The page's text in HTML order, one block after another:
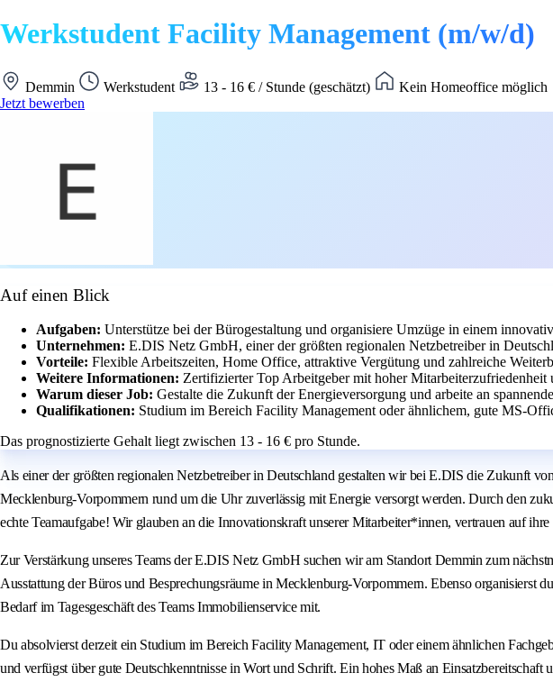
Werkstudent Facility Management (m/w/d)
Demmin Werkstudent 13 - 16 € / Stunde (geschätzt)
Kein Homeoffice möglich
Jetzt bewerben
Auf einen Blick
Aufgaben: Unterstütze bei der Bürogestaltung und organisiere Umzüge in einem
Unternehmen: E.DIS Netz GmbH, einer der größten regionalen Netzbetreiber in
Vorteile: Flexible Arbeitszeiten, Home Office, attraktive Vergütung und zahlreiche
Weitere Informationen: Zertifizierter Top Arbeitgeber mit hoher
Warum dieser Job: Gestalte die Zukunft der Energieversorgung und arbeite an
Qualifikationen: Studium im Bereich Facility Management oder ähnlichem, gute MS-
Das prognostizierte Gehalt liegt zwischen 13 - 16 € pro Stunde.
Als einer der größten regionalen Netzbetreiber in Deutschland gestalten wir bei E.DIS die Zukunft
Mecklenburg-Vorpommern rund um die Uhr zuverlässig mit Energie versorgt werden. Durch den
echte Teamaufgabe! Wir glauben an die Innovationskraft unserer Mitarbeiter*innen, vertrauen auf
Zur Verstärkung unseres Teams der E.DIS Netz GmbH suchen wir am Standort Demmin zum
Ausstattung der Büros und Besprechungsräume in Mecklenburg-Vorpommern. Ebenso organisierst
Bedarf im Tagesgeschäft des Teams Immobilienservice mit.
Du absolvierst derzeit ein Studium im Bereich Facility Management, IT oder einem ähnlichen
und verfügst über gute Deutschkenntnisse in Wort und Schrift. Ein hohes Maß an